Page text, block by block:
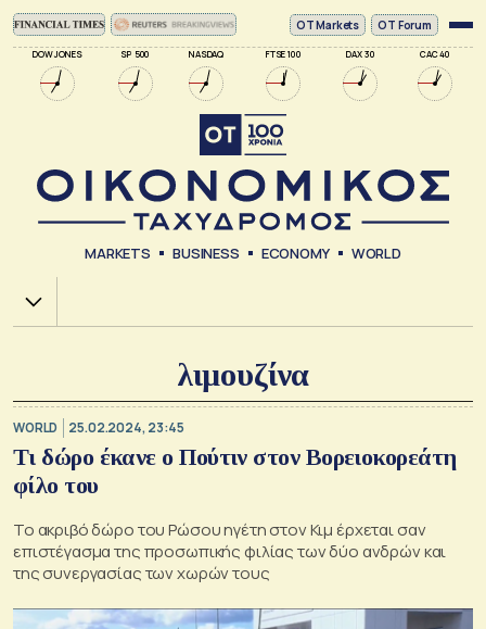
DOW JONES SP 500 NASDAQ FTSE 100 DAX 30 CAC 40
ΟΤ Markets OT Forum
MARKETS BUSINESS ECONOMY WORLD
Χ.Α.
λιμουζίνα
WORLD 25.02.2024, 23:45
Τι δώρο έκανε ο Πούτιν στον Βορειοκορεάτη
φίλο του
Το ακριβό δώρο του Ρώσου ηγέτη στον Κιμ έρχεται σαν
επιστέγασμα της προσωπικής φιλίας των δύο ανδρών και
της συνεργασίας των χωρών τους